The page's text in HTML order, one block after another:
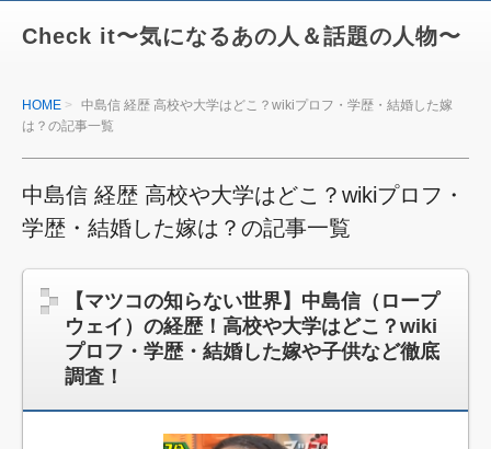
Check it〜気になるあの人＆話題の人物〜
HOME
中島信 経歴 高校や大学はどこ？wikiプロフ・学歴・結婚した嫁
は？の記事一覧
中島信 経歴 高校や大学はどこ？wikiプロフ・
学歴・結婚した嫁は？の記事一覧
【マツコの知らない世界】中島信（ロープ
ウェイ）の経歴！高校や大学はどこ？wiki
プロフ・学歴・結婚した嫁や子供など徹底
調査！